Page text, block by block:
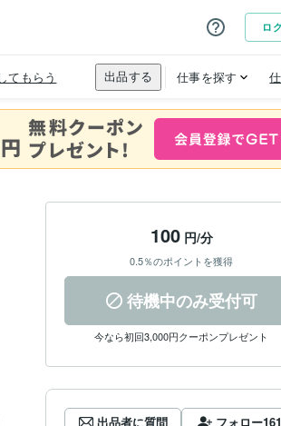
100円/分
0.5％のポイントを獲得
待機中のみ受付可
今なら初回3,000円クーポンプレゼント
出品者に質問 フォロー161